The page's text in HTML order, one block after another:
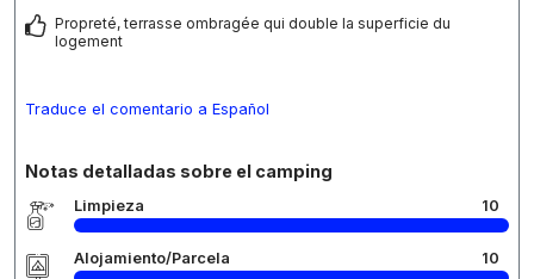
Propreté, terrasse ombragée qui double la superficie du
logement
Traduce el comentario a Español
Notas detalladas sobre el camping
Limpieza 10
Alojamiento/Parcela 10